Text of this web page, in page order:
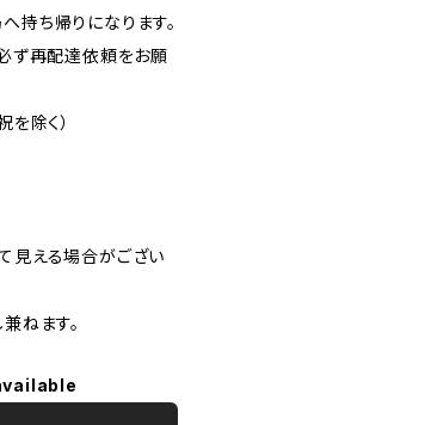
持ち帰りになります。
ず再配達依頼をお願
除く）
見える場合がござい
ねます。